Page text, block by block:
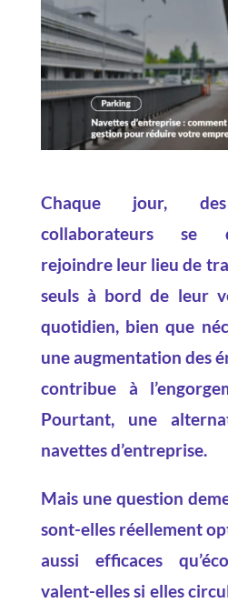
Chaque jour,
collaborateurs se
rejoindre leur lieu de
seuls à bord de leur
quotidien, bien que
une augmentation des
contribue à
Pourtant, une
navettes d’entreprise.
Mais une question
sont-elles réellement
aussi efficaces
valent-elles si elles